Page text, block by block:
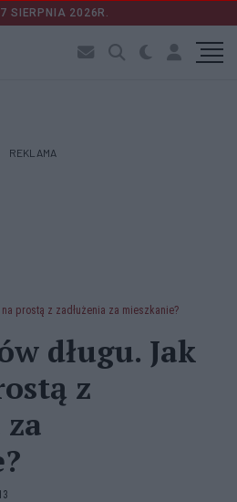
SIERPNIA 2026R.
REKLAMA
prostą z zadłużenia za mieszkanie?
długu. Jak
z
za